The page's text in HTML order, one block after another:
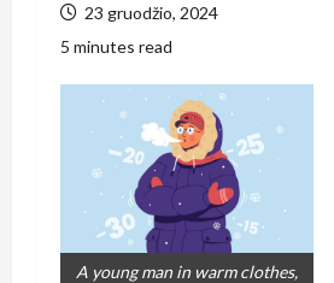
23 gruodžio, 2024
5 minutes read
A young man in warm clothes,